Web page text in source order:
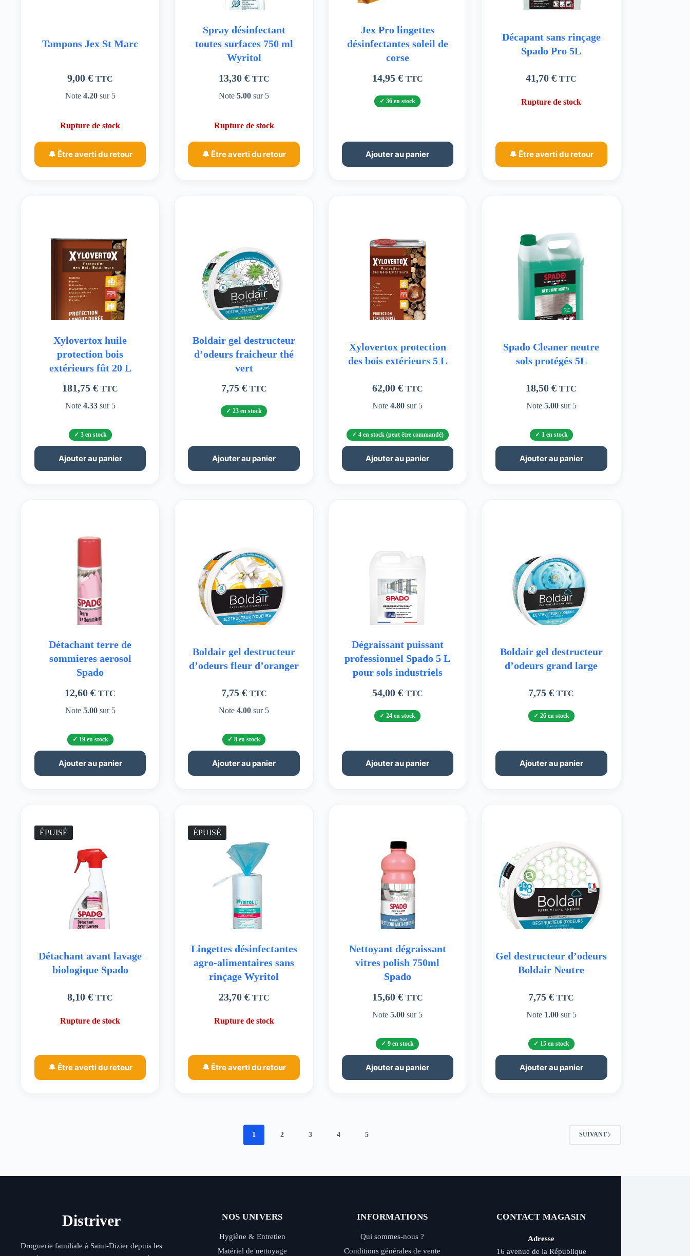
Tampons Jex St Marc
9,00€ TTC
Note 4.20sur 5
Rupture de stock
🔔 Être averti du retour
Spray désinfectant
toutes surfaces 750 ml
Wyritol
13,30 € TTC
Note5.00 sur 5
Rupture de stock
🔔 Être averti du retour
Jex Pro lingettes
désinfectantes soleil de
corse
14,95 € TTC
36 en stock
Ajouter au panier
Décapant sans rinçage
Spado Pro 5L
41,70€ TTC
Rupture de stock
🔔 Être averti du retour
Xylovertox huile
protection bois
extérieurs fût 20 L
181,75€ TTC
Note 4.33sur 5
3 en stock
Ajouter au panier
Boldair gel destructeur
d’odeurs fraicheur thé
vert
7,75 € TTC
23 en stock
Ajouter au panier
Xylovertox protection
des bois extérieurs 5 L
62,00 € TTC
Note4.80 sur 5
4 en stock (peut être commandé)
Ajouter au panier
Spado Cleaner neutre
sols protégés 5L
18,50€ TTC
Note 5.00sur 5
1 en stock
Ajouter au panier
Détachant terre de
sommieres aerosol
Spado
12,60€ TTC
Note 5.00sur 5
19 en stock
Ajouter au panier
Boldair gel destructeur
d’odeurs fleur d’oranger
7,75 € TTC
Note4.00 sur 5
8 en stock
Ajouter au panier
Dégraissant puissant
professionnel Spado 5 L
pour sols industriels
54,00 € TTC
24 en stock
Ajouter au panier
Boldair gel destructeur
d’odeurs grand large
7,75€ TTC
26 en stock
Ajouter au panier
ÉPUISÉ
Détachant avant lavage
biologique Spado
8,10€ TTC
Rupture de stock
🔔 Être averti du retour
ÉPUISÉ
Lingettes désinfectantes
agro-alimentaires sans
rinçage Wyritol
23,70 € TTC
Rupture de stock
🔔 Être averti du retour
Nettoyant dégraissant
vitres polish 750ml
Spado
15,60 € TTC
Note5.00 sur 5
9 en stock
Ajouter au panier
Gel destructeur d’odeurs
Boldair Neutre
7,75€ TTC
Note 1.00sur 5
15 en stock
Ajouter au panier
1 2 3 4 5 SUIVANT
Distriver
Droguerie familiale à Saint-Dizier depuis les
NOS UNIVERS
Hygiène & Entretien
Matériel de nettoyage
INFORMATIONS
Qui sommes-nous ?
Conditions générales de vente
CONTACT MAGASIN
Adresse
16 avenue de la République